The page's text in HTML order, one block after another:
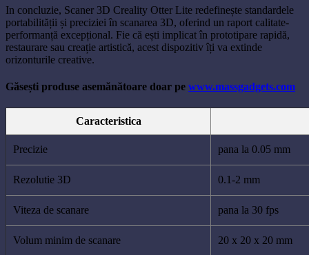
In concluzie, Scaner 3D Creality Otter Lite redefinește standardele
portabilității și preciziei în scanarea 3D, oferind un raport calitate-
performanță excepțional. Fie că ești implicat în prototipare rapidă,
restaurare sau creație artistică, acest dispozitiv îți va extinde
orizonturile creative.
Găsești produse asemănătoare doar pe www.massgadgets.com
Caracteristica
Precizie pana la 0.05 mm
Rezolutie 3D 0.1-2 mm
Viteza de scanare pana la 30 fps
Volum minim de scanare 20 x 20 x 20 mm